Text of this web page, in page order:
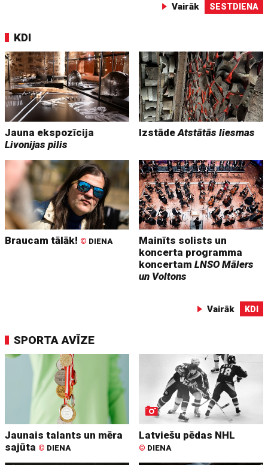
Vairāk SESTDIENA
KDI
Jauna ekspozīcija
Livonijas pilis
IzstādeAtstātās liesmas
Braucam tālāk! © DIENA
Mainīts solists un
koncerta programma
koncertamLNSO Mālers
un Voltons
Vairāk KDI
SPORTA AVĪZE
Jaunais talants un mēra
sajūta © DIENA
Latviešu pēdas NHL
© DIENA